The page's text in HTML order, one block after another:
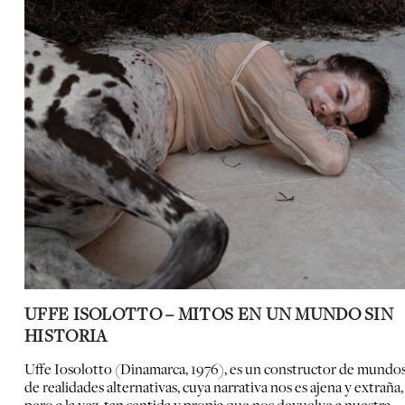
UFFE ISOLOTTO – MITOS EN UN MUNDO SIN
HISTORIA
Uffe Iosolotto (Dinamarca, 1976), es un constructor de
de realidades alternativas, cuya narrativa nos es ajena y extraña,